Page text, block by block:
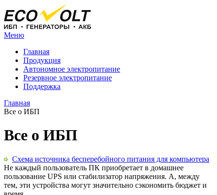
Меню
Главная
Продукция
Автономное электропитание
Резервное электропитание
Поддержка
Главная
Все о ИБП
Все о ИБП
Схема источника бесперебойного питания для компьютера
Не каждый пользователь ПК приобретает в домашнее
пользование UPS или стабилизатор напряжения. А, между
тем, эти устройства могут значительно сэкономить бюджет и